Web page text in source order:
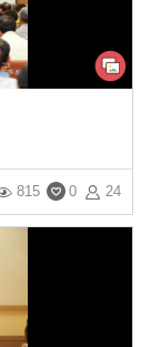
24
0
815